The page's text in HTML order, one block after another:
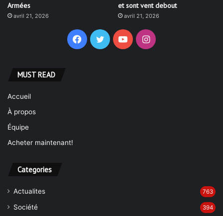
Armées
avril 21, 2026
et sont vent debout
avril 21, 2026
Facebook
TwitterYouTubeInstagram
MUST READ
Accueil
À propos
Équipe
Acheter maintenant!
Categories
Actualites 763
Société 394